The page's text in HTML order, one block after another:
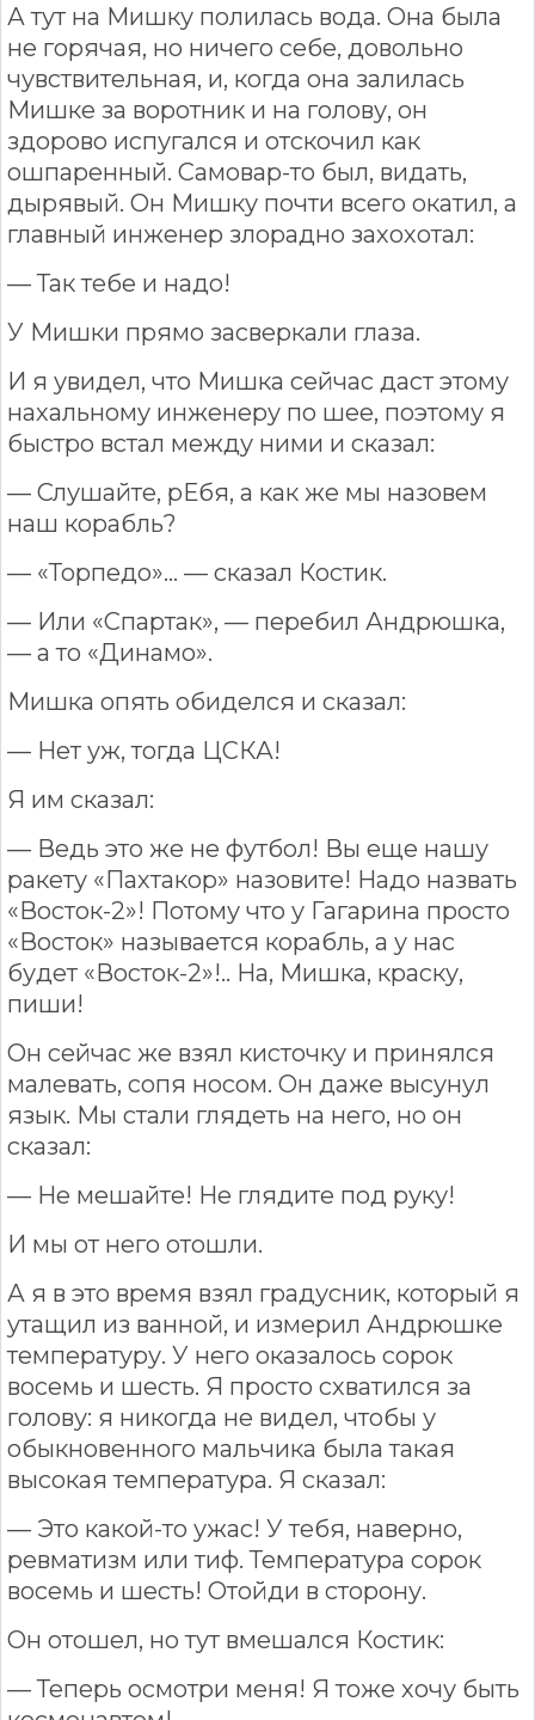
А тут на Мишку полилась вода. Она была
не горячая, но ничего себе, довольно
чувствительная, и, когда она залилась
Мишке за воротник и на голову, он
здорово испугался и отскочил как
ошпаренный. Самовар-то был, видать,
дырявый. Он Мишку почти всего окатил, а
главный инженер злорадно захохотал:
— Так тебе и надо!
У Мишки прямо засверкали глаза.
И я увидел, что Мишка сейчас даст этому
нахальному инженеру по шее, поэтому я
быстро встал между ними и сказал:
— Слушайте, рЕбя, а как же мы назовем
наш корабль?
— «Торпедо»... — сказал Костик.
— Или «Спартак», — перебил Андрюшка,
— а то «Динамо».
Мишка опять обиделся и сказал:
— Нет уж, тогда ЦСКА!
Я им сказал:
— Ведь это же не футбол! Вы еще нашу
ракету «Пахтакор» назовите! Надо назвать
«Восток-2»! Потому что у Гагарина просто
«Восток» называется корабль, а у нас
будет «Восток-2»!.. На, Мишка, краску,
пиши!
Он сейчас же взял кисточку и принялся
малевать, сопя носом. Он даже высунул
язык. Мы стали глядеть на него, но он
сказал:
— Не мешайте! Не глядите под руку!
И мы от него отошли.
А я в это время взял градусник, который я
утащил из ванной, и измерил Андрюшке
температуру. У него оказалось сорок
восемь и шесть. Я просто схватился за
голову: я никогда не видел, чтобы у
обыкновенного мальчика была такая
высокая температура. Я сказал:
— Это какой-то ужас! У тебя, наверно,
ревматизм или тиф. Температура сорок
восемь и шесть! Отойди в сторону.
Он отошел, но тут вмешался Костик:
— Теперь осмотри меня! Я тоже хочу быть